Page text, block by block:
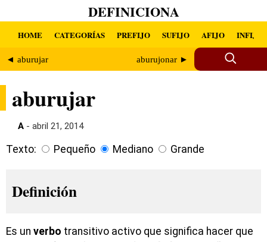
DEFINICIONA
HOME CATEGORÍAS PREFIJO SUFIJO AFIJO INFIJO
◄ aburujar aburujonar ►
aburujar
A - abril 21, 2014
Texto: Pequeño Mediano Grande
Definición
Es un verbo transitivo activo que significa hacer que